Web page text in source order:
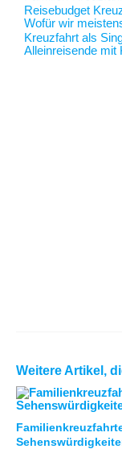
Reisebudget
Wofür wir
Kreuzfahrt als
Alleinreisende mit
Weitere Artikel,